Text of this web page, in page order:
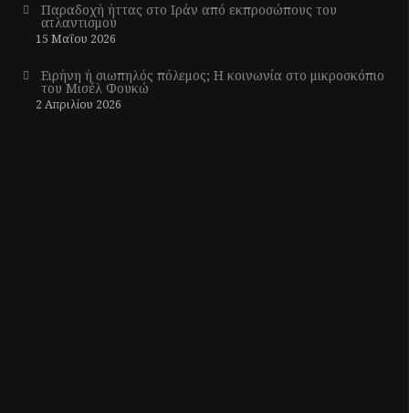
Παραδοχή ήττας στο Ιράν από εκπροσώπους του
ατλαντισμού
15 Μαΐου 2026
Ειρήνη ή σιωπηλός πόλεμος; Η κοινωνία στο μικροσκόπιο
του Μισέλ Φουκώ
2 Απριλίου 2026